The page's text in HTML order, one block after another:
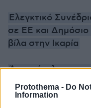
Protothema - Do
Information
Ελεγκτικό
σε ΕΕ και
βίλα στην Ικαρία
Άγριο έγκλημα
μαχαίρωσε τον
πέθανε από